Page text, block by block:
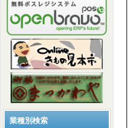
業種別検索